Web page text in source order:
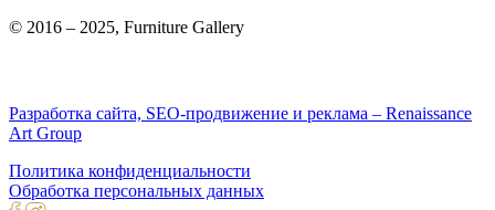
© 2016 – 2025, Furniture Gallery
Разработка сайта, SEO-продвижение и реклама – Renaissance
Art Group
Политика конфиденциальности
Обработка персональных данных